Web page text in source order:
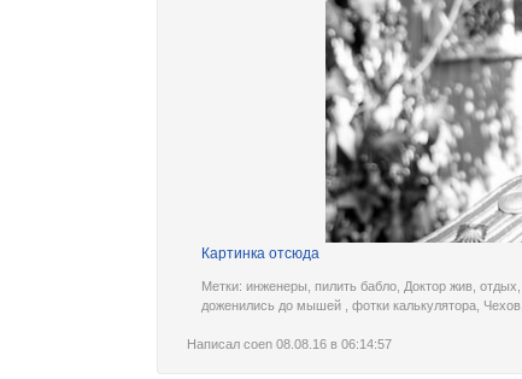
Картинка отсюда
Метки:инженеры ,пилить бабло Доктор жив ,отдых
доженились до мышей
фотки калькулятора Чехов
Написал coen 08.08.16 в 06:14:57